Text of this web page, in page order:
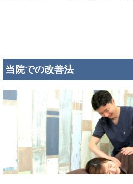
当院での改善法